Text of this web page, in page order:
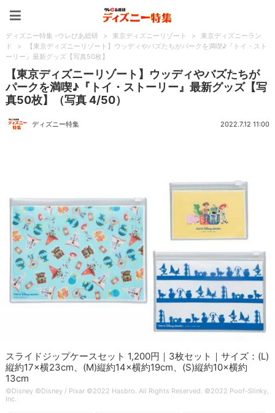
ディズニー特集 -ウレぴあ総研 > 東京ディズニーリゾート >
東京ディズニーラン
ド
>
【東京ディズニーリゾート】ウッディやバズたちがパークを満喫♪『トイ・スト
ーリー』最新グッズ【写真50枚】
【東京ディズニーリゾート】ウッディやバズたちが
パークを満喫♪『トイ・ストーリー』最新グッズ【写
真50枚】（写真 4/50）
ディズニー特集 2022.7.12 11:00
スライドジップケースセット 1,200円｜3枚セット｜サイズ：(L)
縦約17×横23cm、(M)縦約14×横約19cm、(S)縦約10×横約
13cm
©Disney ©Disney / Pixar ©2022 Hasbro. All Rights Reserved. ©2022 Poof-Slinky,
Inc.